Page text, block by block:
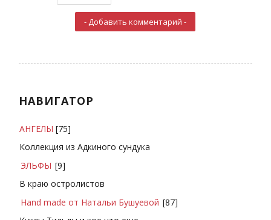
НАВИГАТОР
АНГЕЛЫ [75]
Коллекция из Адкиного сундука
ЭЛЬФЫ [9]
В краю остролистов
Hand made от Натальи Бушуевой [87]